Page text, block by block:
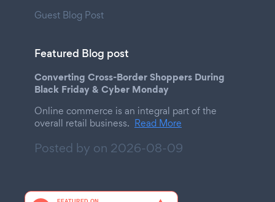
Guest Blog Post
Featured Blog post
Converting Cross-Border Shoppers During
Black Friday & Cyber Monday
Online commerce is an integral part of the
overall retail business. Read More
Posted by on 2026-08-09